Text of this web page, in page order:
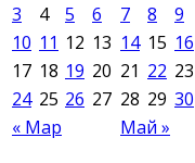
« Мар Май »
3
4 5 6 7 8
9
10 11 12 13 14 15 16
17 18 19 20 21 22 23
24 25 26 27 28 29 30